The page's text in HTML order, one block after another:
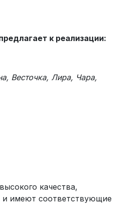
к реализации:
Весточка, Лира, Чара,
качества,
имеют соответствующие